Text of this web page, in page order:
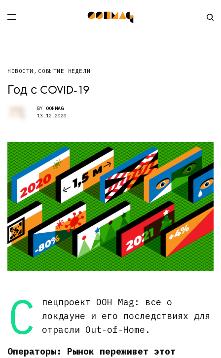
НОВОСТИ , СОБЫТИЕ НЕДЕЛИ
Год с COVID-19
BY OOHMAG
13.12.2020
С
пецпроект OOH Mag: все о
локдауне и его последствиях для
отрасли Out-of-Home.
Операторы: Рынок переживет этот